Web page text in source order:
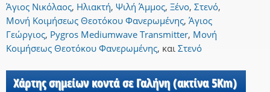
Άγιος Νικόλαος, Ηλιακτή, Ψιλή Άμμος, Ξένο, Στενό,
Μονή Κοιμήσεως Θεοτόκου Φανερωμένης, Άγιος
Γεώργιος, Pygros Mediumwave Transmitter, Μονή
Κοιμήσεως Θεοτόκου Φανερωμένης, και Στενό
Χάρτης σημείων κοντά σε Γαλήνη (ακτίνα 5Km)